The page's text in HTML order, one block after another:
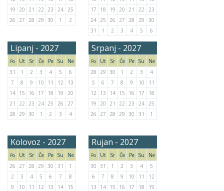
19 20 21 22 23 24
25
26 27 28 29 30 1 2
17
18 19 20 21 22
23
24 25 26 27 28 29
30
31
1 2 3 4 5 6
Lipanj - 2027
Po Ut Sr Če Pe Su
Ne
31
1 2 3 4 5
6
7
8 9 10 11 12
13
14 15 16 17 18 19
20
21
22 23 24 25 26
27
28 29 30 1 2 3 4
Srpanj - 2027
Po Ut Sr Če Pe Su
Ne
28 29 30 1 2 3
4
5
6 7 8 9 10
11
12
13 14 15 16 17
18
19 20 21 22 23 24
25
26 27 28 29 30 31 1
Kolovoz - 2027
Po Ut Sr Če Pe Su
Ne
26 27 28 29 30 31
1
2
3 4 5 6 7
8
9
10 11 12 13 14
15
Rujan - 2027
Po Ut Sr Če Pe Su
Ne
30 31 1 2 3 4
5
6
7 8 9 10 11
12
13
14 15 16 17 18
19